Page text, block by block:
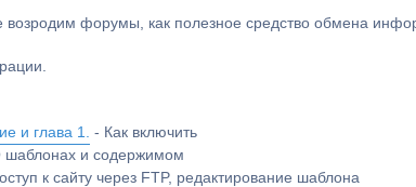
форумы, как полезное средство обмена
и глава 1.
- Как включить
шаблонах и содержимом
к сайту через FTP, редактирование шаблона